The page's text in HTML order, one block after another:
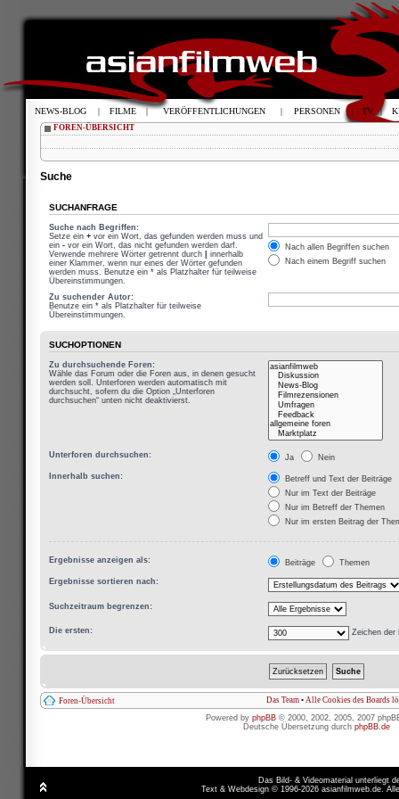
FOREN-ÜBERSICHT
Suche
SUCHANFRAGE
Suche nach Begriffen:
Setze ein + vor ein Wort, das gefunden werden muss und
ein - vor ein Wort, das nicht gefunden werden darf.
Verwende mehrere Wörter getrennt durch
innerhalb
einer Klammer, wenn nur eines der Wörter gefunden
werden muss. Benutze ein * als Platzhalter für teilweise
Übereinstimmungen.
Nach allen Begriffen suchen
Nach einem Begriff suchen
Zu suchender Autor:
Benutze ein * als Platzhalter für teilweise
Übereinstimmungen.
SUCHOPTIONEN
Zu durchsuchende Foren:
Wähle das Forum oder die Foren aus, in denen gesucht
werden soll. Unterforen werden automatisch mit
durchsucht, sofern du die Option „Unterforen
durchsuchen“ unten nicht deaktivierst.
Unterforen durchsuchen: Ja Nein
Innerhalb suchen:
Betreff und Text der Beiträge
Nur im Text der Beiträge
Nur im Betreff der Themen
Nur im ersten Beitrag der
Ergebnisse anzeigen als: Beiträge Themen
Ergebnisse sortieren nach:
Suchzeitraum begrenzen:
Die ersten: Zeichen der
Foren-Übersicht Das Team • Alle Cookies des Boards
Powered by phpBB © 2000, 2002, 2005, 2007
Deutsche Übersetzung durch phpBB.de
Das Bild- & Videomaterial unterliegt
Text & Webdesign © 1996-2026 asianfilmweb.de.
NEWS-BLOG | FILME | VERÖFFENTLICHUNGEN | PERSONEN | TV |